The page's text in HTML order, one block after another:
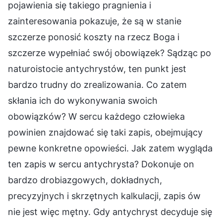
pojawienia się takiego pragnienia i
zainteresowania pokazuje, że są w stanie
szczerze ponosić koszty na rzecz Boga i
szczerze wypełniać swój obowiązek? Sądząc po
naturoistocie antychrystów, ten punkt jest
bardzo trudny do zrealizowania. Co zatem
skłania ich do wykonywania swoich
obowiązków? W sercu każdego człowieka
powinien znajdować się taki zapis, obejmujący
pewne konkretne opowieści. Jak zatem wygląda
ten zapis w sercu antychrysta? Dokonuje on
bardzo drobiazgowych, dokładnych,
precyzyjnych i skrzętnych kalkulacji, zapis ów
nie jest więc mętny. Gdy antychryst decyduje się